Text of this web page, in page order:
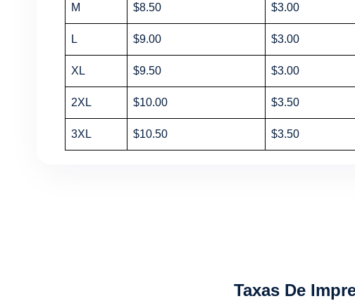
M $8.50 $3.00
L $9.00 $3.00
XL $9.50 $3.00
2XL $10.00 $3.50
3XL $10.50 $3.50
Taxas De